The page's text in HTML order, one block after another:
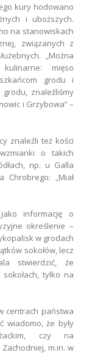
kury hodowano
i uboższych.
na stanowiskach
związanych z
„Można
mięso
grodu i
znaleźliśmy
i Grzybowa” –
znaleźli też kości
o takich
np. u Galla
Chrobrego: „Miał
informację o
określenie –
w grodach
sokołów, lecz
stwierdzić, że
tylko na
centrach państwa
wiadomo, że były
czy na
m.in. w